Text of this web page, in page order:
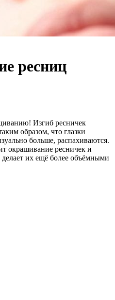
ресниц
Изгиб ресничек
образом, что глазки
окрашивание ресничек и
их ещё более объёмными